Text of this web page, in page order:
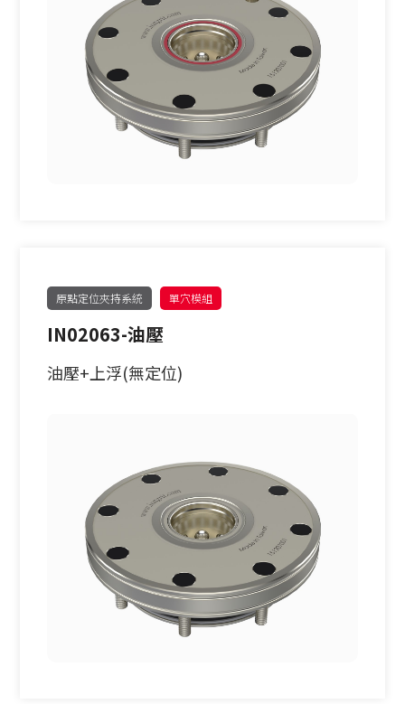
原點定位夾持系統 單穴模組
IN02063-油壓
油壓+上浮(無定位)